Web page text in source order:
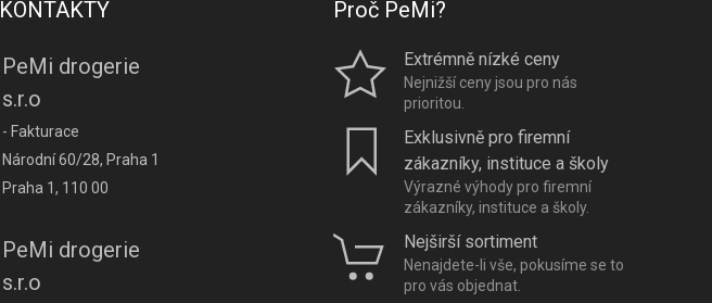
KONTAKTY
PeMi drogerie
s.r.o
- Fakturace
Národní 60/28, Praha 1
Praha 1, 110 00
PeMi drogerie
s.r.o
Proč PeMi?
Extrémně nízké ceny
Nejnižší ceny jsou pro nás
prioritou.
Exklusivně pro firemní
zákazníky, instituce a školy
Výrazné výhody pro firemní
zákazníky, instituce a školy.
Nejširší sortiment
Nenajdete-li vše, pokusíme se to
pro vás objednat.